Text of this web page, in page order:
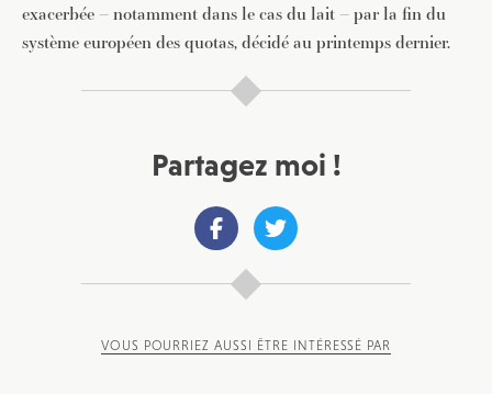
exacerbée – notamment dans le cas du lait – par la fin du
système européen des quotas, décidé au printemps dernier.
Partagez moi !
VOUS POURRIEZ AUSSI ÊTRE INTÉRESSÉ PAR